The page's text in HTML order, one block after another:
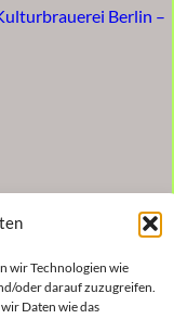
wir Technologien wie
oder darauf zuzugreifen.
Daten wie das
Berlin –